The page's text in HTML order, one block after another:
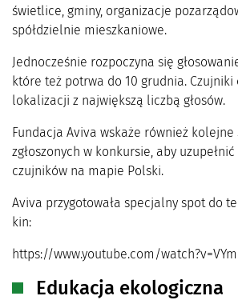
świetlice, gminy, organizacje
spółdzielnie mieszkaniowe.
Jednocześnie rozpoczyna się
które też potrwa do 10 grudnia. Czujniki
lokalizacji z największą liczbą głosów.
Fundacja Aviva wskaże również
zgłoszonych w konkursie, aby
czujników na mapie Polski.
Aviva przygotowała specjalny spot do
kin:
https://www.youtube.com/
Edukacja ekologiczna